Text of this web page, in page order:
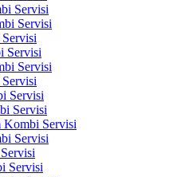
Servisi
Servisi
Servisi
Servisi
Servisi
Servisi
Kombi Servisi
Servisi
Servisi